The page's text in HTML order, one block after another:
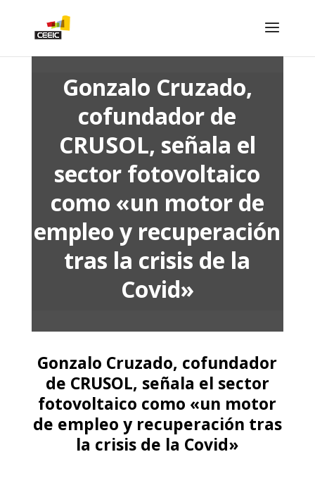
Gonzalo Cruzado,
cofundador de
CRUSOL, señala el
sector fotovoltaico
como «un motor de
empleo y recuperación
tras la crisis de la
Covid»
Gonzalo Cruzado, cofundador
de CRUSOL, señala el sector
fotovoltaico como «un motor
de empleo y recuperación tras
la crisis de la Covid»